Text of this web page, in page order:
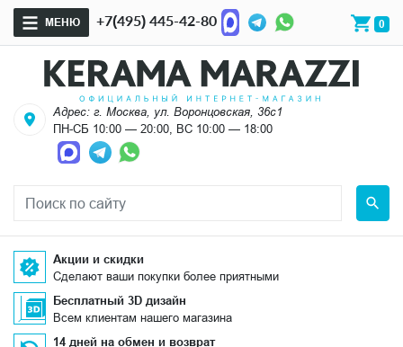
МЕНЮ +7(495) 445-42-80 0
Адрес: г. Москва, ул. Воронцовская, 36с1
ПН-СБ 10:00 — 20:00, ВС 10:00 — 18:00
Акции и скидки
Сделают ваши покупки более приятными
Бесплатный 3D дизайн
Всем клиентам нашего магазина
14 дней на обмен и возврат